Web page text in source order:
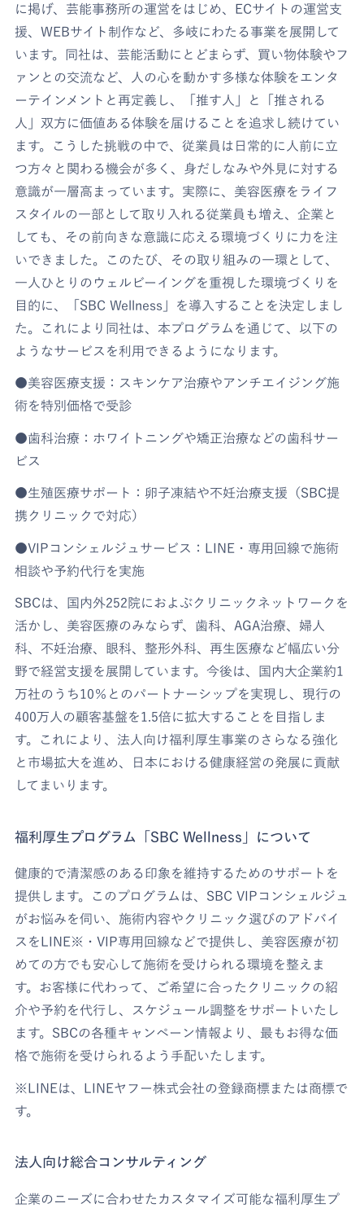
に掲げ、芸能事務所の運営をはじめ、ECサイトの運営支
援、WEBサイト制作など、多岐にわたる事業を展開して
います。同社は、芸能活動にとどまらず、買い物体験やフ
ァンとの交流など、人の心を動かす多様な体験をエンタ
ーテインメントと再定義し、「推す人」と「推される
人」双方に価値ある体験を届けることを追求し続けてい
ます。こうした挑戦の中で、従業員は日常的に人前に立
つ方々と関わる機会が多く、身だしなみや外見に対する
意識が一層高まっています。実際に、美容医療をライフ
スタイルの一部として取り入れる従業員も増え、企業と
しても、その前向きな意識に応える環境づくりに力を注
いできました。このたび、その取り組みの一環として、
一人ひとりのウェルビーイングを重視した環境づくりを
目的に、「SBC Wellness」を導入することを決定しまし
た。これにより同社は、本プログラムを通じて、以下の
ようなサービスを利用できるようになります。
●美容医療支援：スキンケア治療やアンチエイジング施
術を特別価格で受診
●歯科治療：ホワイトニングや矯正治療などの歯科サー
ビス
●生殖医療サポート：卵子凍結や不妊治療支援（SBC提
携クリニックで対応）
●VIPコンシェルジュサービス：LINE・専用回線で施術
相談や予約代行を実施
SBCは、国内外252院におよぶクリニックネットワークを
活かし、美容医療のみならず、歯科、AGA治療、婦人
科、不妊治療、眼科、整形外科、再生医療など幅広い分
野で経営支援を展開しています。今後は、国内大企業約1
万社のうち10％とのパートナーシップを実現し、現行の
400万人の顧客基盤を1.5倍に拡大することを目指しま
す。これにより、法人向け福利厚生事業のさらなる強化
と市場拡大を進め、日本における健康経営の発展に貢献
してまいります。
福利厚生プログラム「SBC Wellness」について
健康的で清潔感のある印象を維持するためのサポートを
提供します。このプログラムは、SBC VIPコンシェルジュ
がお悩みを伺い、施術内容やクリニック選びのアドバイ
スをLINE※・VIP専用回線などで提供し、美容医療が初
めての方でも安心して施術を受けられる環境を整えま
す。お客様に代わって、ご希望に合ったクリニックの紹
介や予約を代行し、スケジュール調整をサポートいたし
ます。SBCの各種キャンペーン情報より、最もお得な価
格で施術を受けられるよう手配いたします。
※LINEは、LINEヤフー株式会社の登録商標または商標で
す。
法人向け総合コンサルティング
企業のニーズに合わせたカスタマイズ可能な福利厚生プ